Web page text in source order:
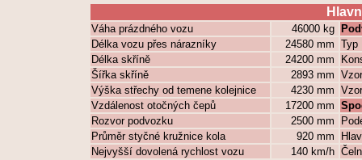
Váha prázdného vozu 46000 kg
Délka vozu přes nárazníky
24580 mm Typ
Délka skříně
24200 mm
Šířka skříně
2893 mm
Výška střechy od temene kolejnice
4230 mm
Vzdálenost otočných čepů
17200 mm
Rozvor podvozku
2500 mm
Průměr styčné kružnice kola
920 mm
Nejvyšší dovolená rychlost vozu
140 km/h